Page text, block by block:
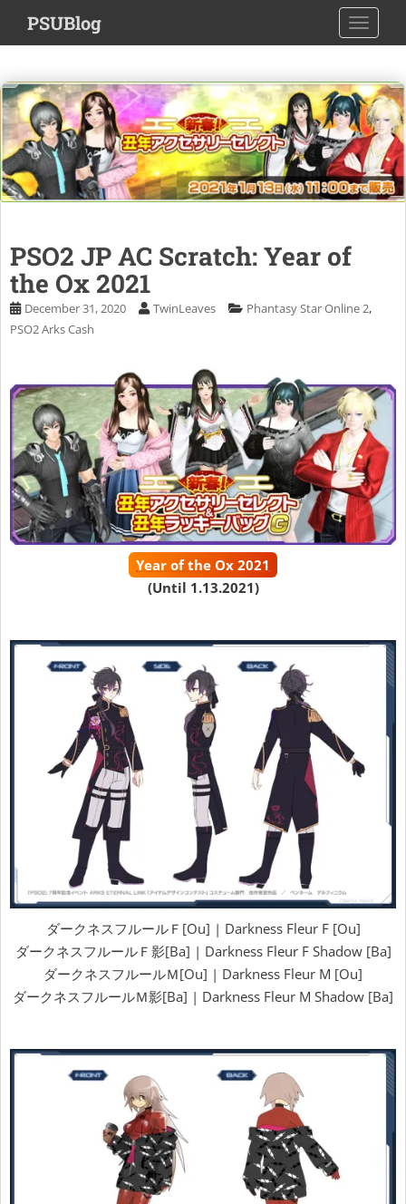
i
t
o
m
a
i
n
PSUBlog
PSO2 JP AC Scratch: Year of
the Ox 2021
December 31, 2020 TwinLeaves Phantasy Star Online 2,
PSO2 Arks Cash
Year of the Ox 2021
(Until 1.13.2021)
ダークネスフルールＦ[Ou] | Darkness Fleur F [Ou]
ダークネスフルールＦ影[Ba] | Darkness Fleur F Shadow [Ba]
ダークネスフルールＭ[Ou] | Darkness Fleur M [Ou]
ダークネスフルールＭ影[Ba] | Darkness Fleur M Shadow [Ba]